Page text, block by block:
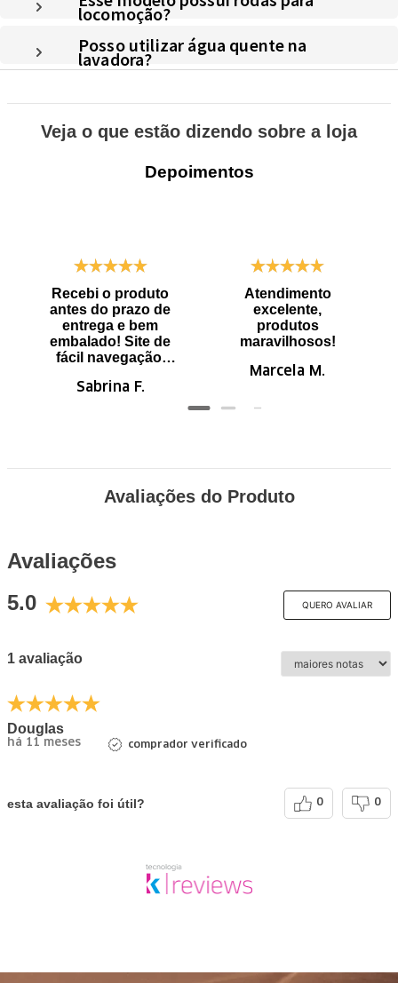
locomoção?
Posso utilizar água quente na
lavadora?
Veja o que estão dizendo sobre a loja
Depoimentos
Recebi o produto
antes do prazo de
entrega e bem
embalado! Site de
fácil navegação.
Sabrina F.
Atendimento
excelente,
produtos
maravilhosos!
Marcela M.
Avaliações do Produto
Avaliações
5.0
QUERO AVALIAR
1 avaliação
Douglas
há 11 meses comprador verificado
esta avaliação foi útil? 0 0